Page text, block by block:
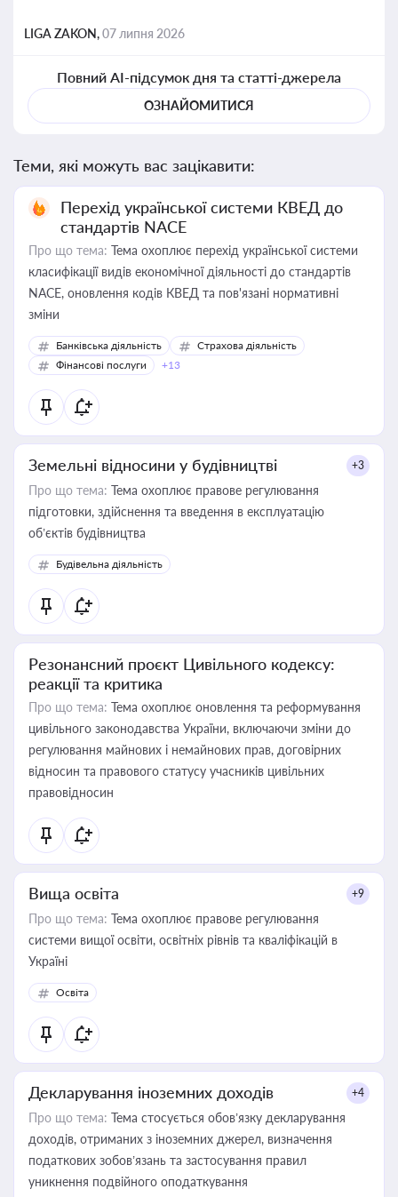
LIGA ZAKON,07 липня 2026
Повний AI-підсумок дня та статті-джерела
ОЗНАЙОМИТИСЯ
Теми, які можуть вас зацікавити:
Перехід української системи КВЕД до
стандартів NACE
Про що тема: Тема охоплює перехід української системи
класифікації видів економічної діяльності до стандартів
NACE, оновлення кодів КВЕД та пов'язані нормативні
зміни
Банківська діяльність
Страхова діяльність
Фінансові послуги
+13
Земельні відносини у будівництві +3
Про що тема: Тема охоплює правове регулювання
підготовки, здійснення та введення в експлуатацію
об’єктів будівництва
Будівельна діяльність
Резонансний проєкт Цивільного кодексу:
реакції та критика
Про що тема: Тема охоплює оновлення та реформування
цивільного законодавства України, включаючи зміни до
регулювання майнових і немайнових прав, договірних
відносин та правового статусу учасників цивільних
правовідносин
Вища освіта +9
Про що тема: Тема охоплює правове регулювання
системи вищої освіти, освітніх рівнів та кваліфікацій в
Україні
Освіта
Декларування іноземних доходів +4
Про що тема: Тема стосується обов’язку декларування
доходів, отриманих з іноземних джерел, визначення
податкових зобов’язань та застосування правил
уникнення подвійного оподаткування